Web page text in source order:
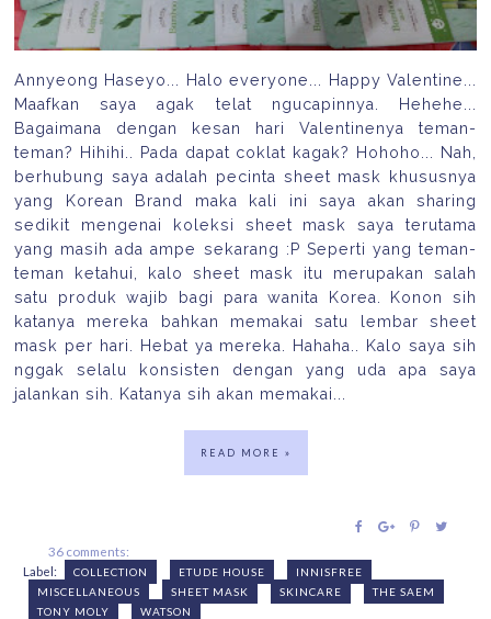
Annyeong Haseyo... Halo everyone... Happy Valentine...
Maafkan saya agak telat ngucapinnya. Hehehe...
Bagaimana dengan kesan hari Valentinenya teman-
teman? Hihihi.. Pada dapat coklat kagak? Hohoho... Nah,
berhubung saya adalah pecinta sheet mask khususnya
yang Korean Brand maka kali ini saya akan sharing
sedikit mengenai koleksi sheet mask saya terutama
yang masih ada ampe sekarang :P Seperti yang teman-
teman ketahui, kalo sheet mask itu merupakan salah
satu produk wajib bagi para wanita Korea. Konon sih
katanya mereka bahkan memakai satu lembar sheet
mask per hari. Hebat ya mereka. Hahaha.. Kalo saya sih
nggak selalu konsisten dengan yang uda apa saya
jalankan sih. Katanya sih akan memakai...
READ MORE »
36 comments:
Label:
COLLECTION ETUDE HOUSE
INNISFREE
MISCELLANEOUS
SHEET MASK SKINCARE
THE SAEM
TONY MOLY
WATSON